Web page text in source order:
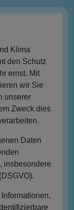
Klima
den Schutz
ernst. Mit
wir Sie
unserer
Zweck dies
Daten
insbesondere